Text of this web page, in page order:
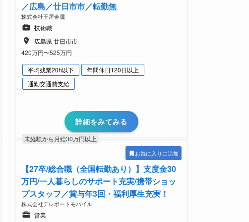
／広島／廿日市市／転勤無
株式会社玉屋金属
技術職
広島県 廿日市市
420万円〜525万円
平均残業20h以下
年間休日120日以上
通勤交通費支給
詳細をみてみる
未経験から月給30万円以上
お気に入りに追加
【27卒/総合職（全国転勤あり）】支度金30
万円/一人暮らしのサポート充実/携帯ショッ
プスタッフ／賞与年3回・福利厚生充実！
株式会社テレポートモバイル
営業